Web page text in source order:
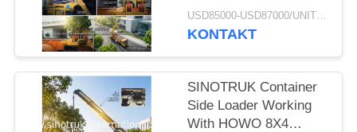
Hydraulic System
USD85000-USD87000/UNIT)negotiation MOQ:1 Unit
KONTAKT
SINOTRUK Container
Side Loader Working
With HOWO 8X4